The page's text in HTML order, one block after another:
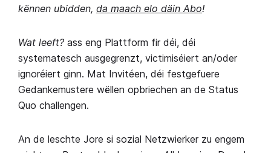
kënnen ubidden, da maach elo däin Abo!
Wat leeft? ass eng Plattform fir déi, déi
systematesch ausgegrenzt, victimiséiert an/oder
ignoréiert ginn. Mat Invitéen, déi festgefuere
Gedankemustere wëllen opbriechen an de Status
Quo challengen.
An de leschte Jore si sozial Netzwierker zu engem